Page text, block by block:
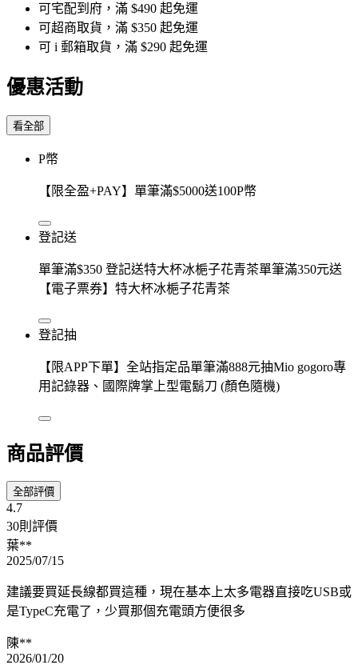
可宅配到府，滿 $490 起免運
可超商取貨，滿 $350 起免運
可 i 郵箱取貨，滿 $290 起免運
優惠活動
看全部
P幣
【限全盈+PAY】單筆滿$5000送100P幣
登記送
單筆滿$350 登記送特大杯冰梔子花青茶單筆滿350元送
【電子票券】特大杯冰梔子花青茶
登記抽
【限APP下單】全站指定品單筆滿888元抽Mio gogoro專
用記錄器、國際牌掌上型電鬍刀 (顏色隨機)
商品評價
全部評價
4.7
30則評價
葉**
2025/07/15
建議要買延長線都買這種，現在基本上太多電器直接吃USB或
是TypeC充電了，少買那個充電頭方便很多
陳**
2026/01/20